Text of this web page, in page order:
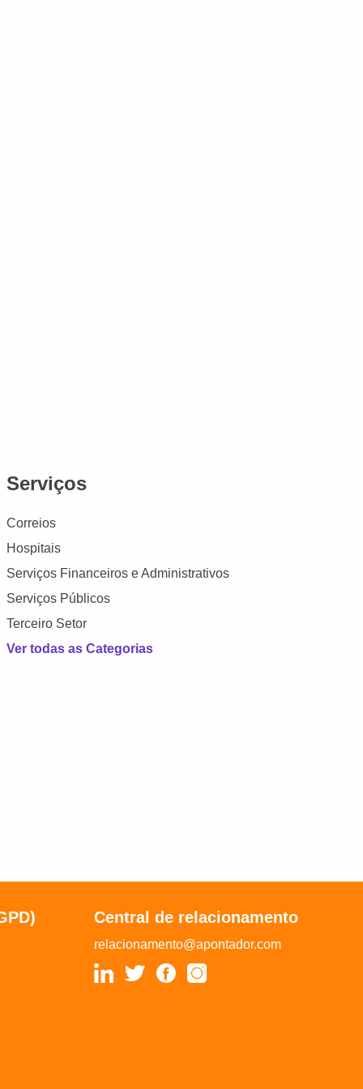
Serviços
Correios
Hospitais
Serviços Financeiros e Administrativos
Serviços Públicos
Terceiro Setor
Ver todas as Categorias
Central de relacionamento
relacionamento@apontador.com